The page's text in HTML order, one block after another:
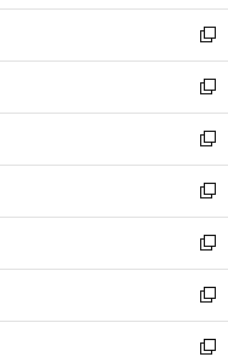
ウ
ィ
ン
ド
ウ
で
開
く
し
い
ウ
ィ
ン
ド
ウ
で
開
く
新
し
い
ウ
ィ
ン
ド
ウ
で
開
く
新
し
い
ウ
ィ
ン
ド
ウ
で
開
く
新
し
い
ウ
ィ
ン
ド
ウ
で
新
し
い
ウ
ィ
ン
ド
新
し
い
ウ
ィ
新
し
い
新